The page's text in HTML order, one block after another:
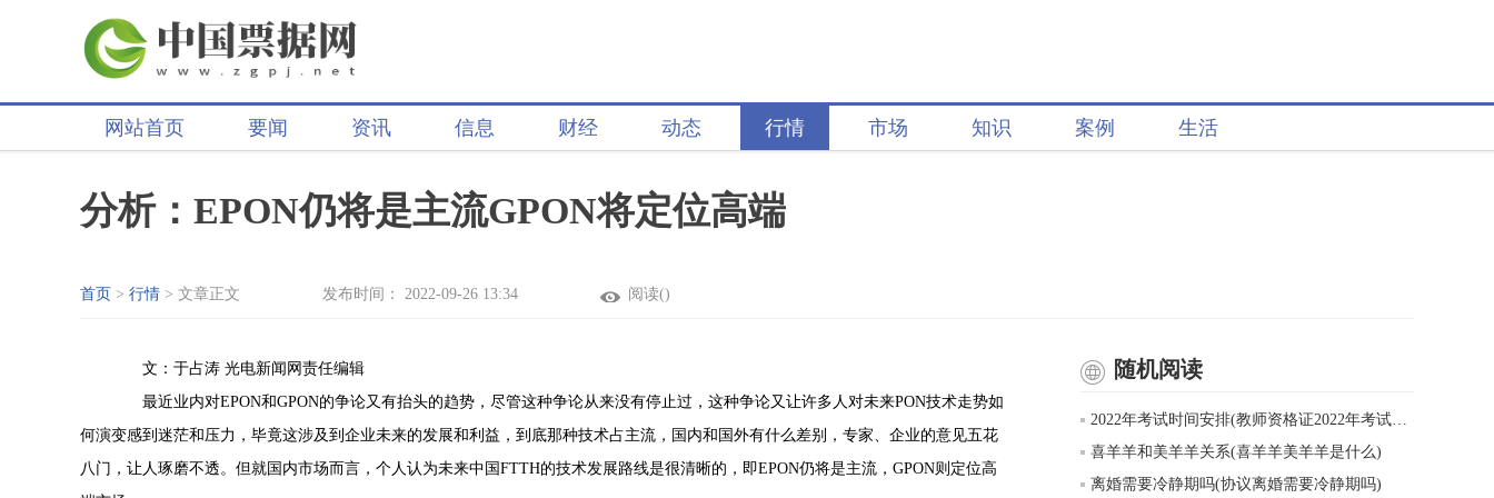
网站首页 要闻 资讯 信息 财经 动态 行情 市场 知识 案例 生活
分析：EPON仍将是主流GPON将定位高端
首页 > 行情 > 文章正文 发布时间： 2022-09-26 13:34 阅读()
文：于占涛 光电新闻网责任编辑
最近业内对EPON和GPON的争论又有抬头的趋势，尽管这种争论从来没有停止过，这种争论又让许多人对未来PON技术走势如
何演变感到迷茫和压力，毕竟这涉及到企业未来的发展和利益，到底那种技术占主流，国内和国外有什么差别，专家、企业的意见五花
八门，让人琢磨不透。但就国内市场而言，个人认为未来中国FTTH的技术发展路线是很清晰的，即EPON仍将是主流，GPON则定位高
随机阅读
2022年考试时间安排(教师资格证2022年考试时间表)
喜羊羊和美羊羊关系(喜羊羊美羊羊是什么)
离婚需要冷静期吗(协议离婚需要冷静期吗)